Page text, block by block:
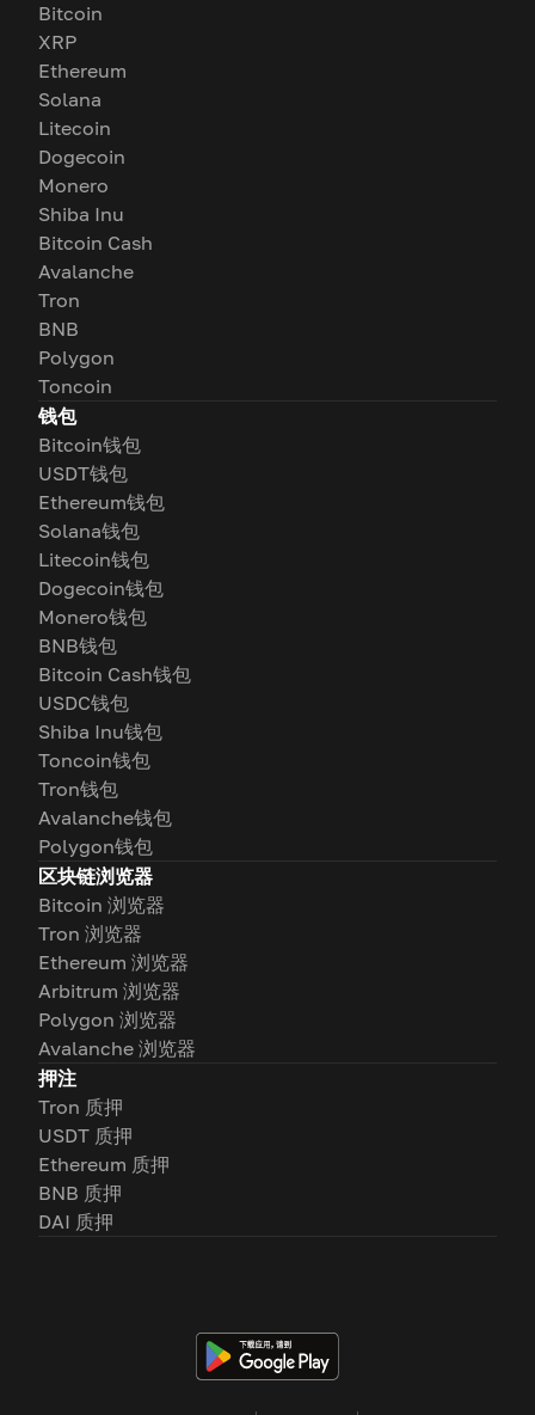
Bitcoin
XRP
Ethereum
Solana
Litecoin
Dogecoin
Monero
Shiba Inu
Bitcoin Cash
Avalanche
Tron
BNB
Polygon
Toncoin
钱包
Bitcoin钱包
USDT钱包
Ethereum钱包
Solana钱包
Litecoin钱包
Dogecoin钱包
Monero钱包
BNB钱包
Bitcoin Cash钱包
USDC钱包
Shiba Inu钱包
Toncoin钱包
Tron钱包
Avalanche钱包
Polygon钱包
区块链浏览器
Bitcoin 浏览器
Tron 浏览器
Ethereum 浏览器
Arbitrum 浏览器
Polygon 浏览器
Avalanche 浏览器
押注
Tron 质押
USDT 质押
Ethereum 质押
BNB 质押
DAI 质押